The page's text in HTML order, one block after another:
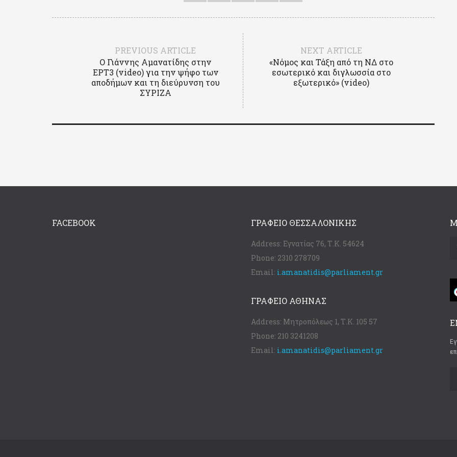
PREVIOUS ARTICLE
Ο Γιάννης Αμανατίδης στην
ΕΡΤ3 (video) για την ψήφο των
αποδήμων και τη διεύρυνση του
ΣΥΡΙΖΑ
NEXT ARTICLE
«Νόμος και Τάξη από τη ΝΔ στο
εσωτερικό και διγλωσσία στο
εξωτερικό» (video)
FACEBOOK ΓΡΑΦΕΊΟ ΘΕΣΣΑΛΟΝΊΚΗΣ
Address: Εγνατίας 76, Τ.Κ. 54624
Phone: 2310 278709
Email: i.amanatidis@parliament.gr
ΓΡΑΦΕΊΟ ΑΘΉΝΑΣ
Address: Μητροπόλεως 1, Τ.Κ. 105 57
Phone: 210 3241208
Email: i.amanatidis@parliament.gr